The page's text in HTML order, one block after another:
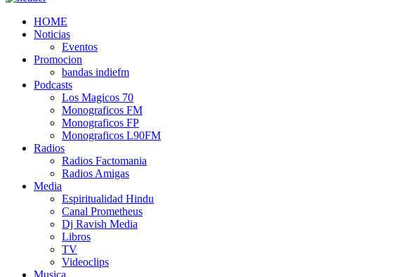
HOME
Noticias
Eventos
Promocion
bandas indiefm
Podcasts
Los Magicos 70
Monograficos FM
Monograficos FP
Monograficos L90FM
Radios
Radios Factomania
Radios Amigas
Media
Espiritualidad Hindu
Canal Prometheus
Dj Ravish Media
Libros
TV
Videoclips
Musica